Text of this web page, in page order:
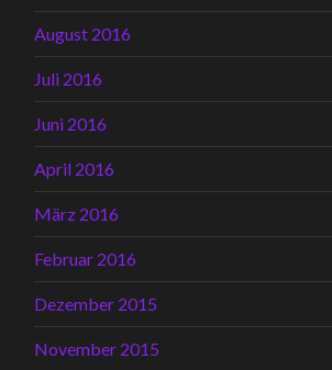
August 2016
Juli 2016
Juni 2016
April 2016
März 2016
Februar 2016
Dezember 2015
November 2015